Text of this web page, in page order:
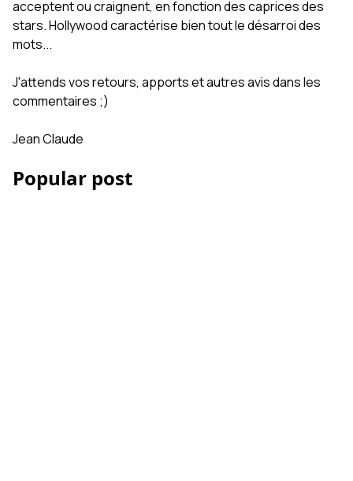
acceptent ou craignent, en fonction des caprices des
stars. Hollywood caractérise bien tout le désarroi des
mots...
J'attends vos retours, apports et autres avis dans les
commentaires ;)
Jean Claude
Popular post